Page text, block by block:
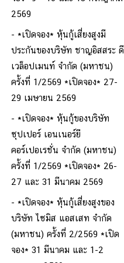
2569
*เปิดจอง* หุ้นกู้เสี่ยงสูงมี
ประกันของบริษัท ชาญอิสสระ ดี
เวล็อปเมนท์ จำกัด (มหาชน)
ครั้งที่ 1/2569 *เปิดจอง* 27-
29 เมษายน 2569
*เปิดจอง* หุ้นกู้ของบริษัท
ซุปเปอร์ เอนเนอร์ยี
คอร์เปอเรชั่น จำกัด (มหาชน)
ครั้งที่ 1/2569 *เปิดจอง* 26-
27 และ 31 มีนาคม 2569
*เปิดจอง* หุ้นกู้เสี่ยงสูงของ
บริษัท ไซมิส แอสเสท จำกัด
(มหาชน) ครั้งที่ 2/2569 *เปิด
จอง* 31 มีนาคม และ 1-2